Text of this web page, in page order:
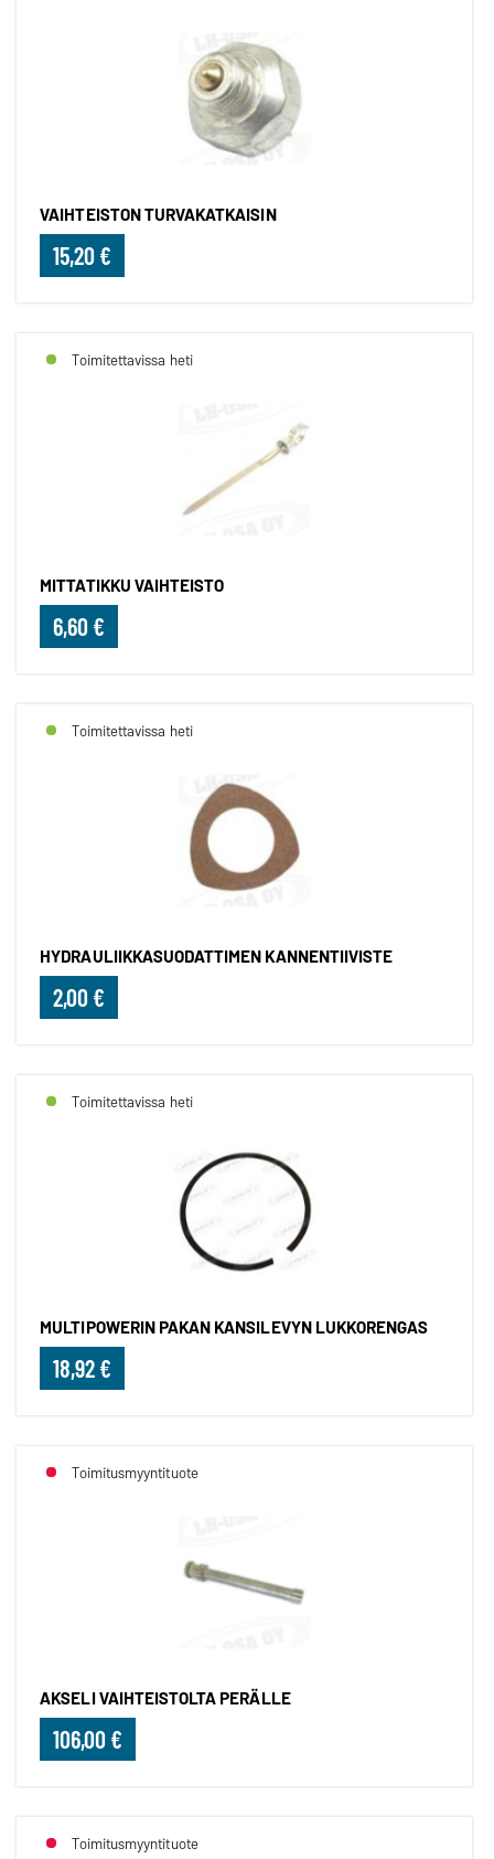
VAIHTEISTON TURVAKATKAISIN
15,20 €
Toimitettavissa heti
MITTATIKKU VAIHTEISTO
6,60 €
Toimitettavissa heti
HYDRAULIIKKASUODATTIMEN KANNENTIIVISTE
2,00 €
Toimitettavissa heti
MULTIPOWERIN PAKAN KANSILEVYN LUKKORENGAS
18,92 €
Toimitusmyyntituote
AKSELI VAIHTEISTOLTA PERÄLLE
106,00 €
Toimitusmyyntituote